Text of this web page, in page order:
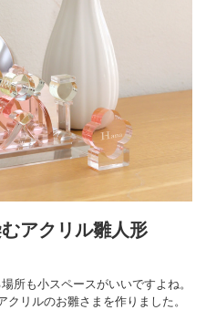
アクリル雛人形
所も小スペースがいいですよね。
リルのお雛さまを作りました。